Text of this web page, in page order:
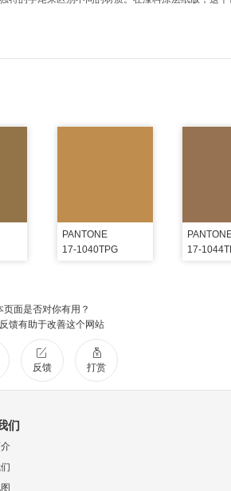
PANTONE
17-1040TPG
17-
页面是否对你有用？
馈有助于改善这个网站
反馈 打赏
们